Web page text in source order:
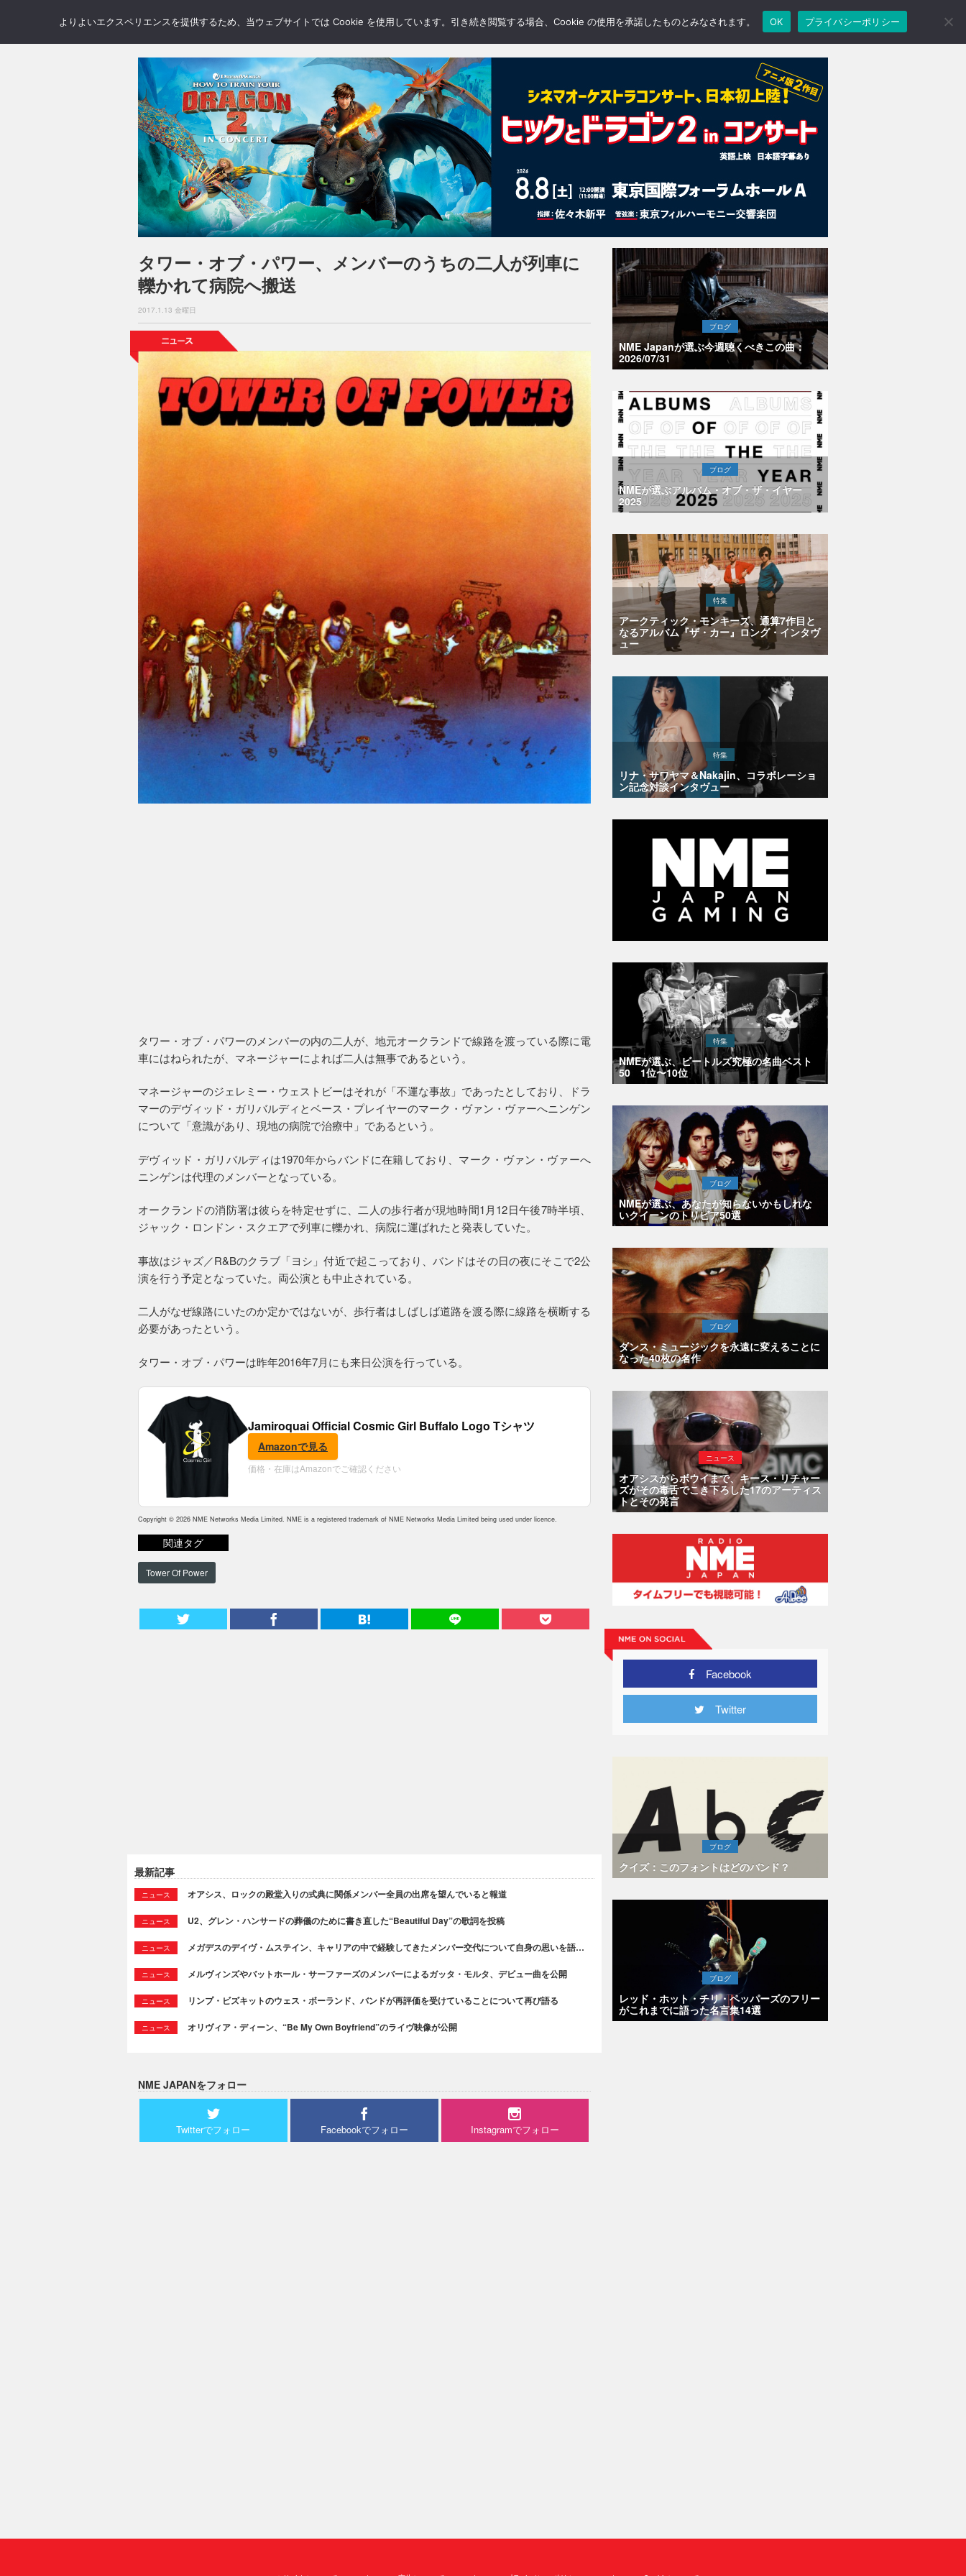
NEWS REVIEWS GALLERY BLOGS FEATURE
タワー・オブ・パワー、メンバーのうちの二人が列車に
轢かれて病院へ搬送
2017.1.13 金曜日
タワー・オブ・パワーのメンバーの内の二人が、地元オークランドで線路を渡っている際に電
車にはねられたが、マネージャーによれば二人は無事であるという。
マネージャーのジェレミー・ウェストビーはそれが「不運な事故」であったとしており、ドラ
マーのデヴィッド・ガリバルディとベース・プレイヤーのマーク・ヴァン・ヴァーへニンゲン
について「意識があり、現地の病院で治療中」であるという。
デヴィッド・ガリバルディは1970年からバンドに在籍しており、マーク・ヴァン・ヴァーへ
ニンゲンは代理のメンバーとなっている。
オークランドの消防署は彼らを特定せずに、二人の歩行者が現地時間1月12日午後7時半頃、
ジャック・ロンドン・スクエアで列車に轢かれ、病院に運ばれたと発表していた。
事故はジャズ／R&Bのクラブ「ヨシ」付近で起こっており、バンドはその日の夜にそこで2公
演を行う予定となっていた。両公演とも中止されている。
二人がなぜ線路にいたのか定かではないが、歩行者はしばしば道路を渡る際に線路を横断する
必要があったという。
タワー・オブ・パワーは昨年2016年7月にも来日公演を行っている。
Jamiroquai Official Cosmic Girl Buffalo Logo Tシャツ
Amazonで見る
価格・在庫はAmazonでご確認ください
Copyright © 2026 NME Networks Media Limited. NME is a registered trademark of NME Networks Media Limited being used under licence.
関連タグ
Tower Of Power
最新記事
ニュース オアシス、ロックの殿堂入りの式典に関係メンバー全員の出席を望んでいると報道
ニュース U2、グレン・ハンサードの葬儀のために書き直した“Beautiful Day”の歌詞を投稿
ニュース メガデスのデイヴ・ムステイン、キャリアの中で経験してきたメンバー交代について自身の思いを語…
ニュース メルヴィンズやバットホール・サーファーズのメンバーによるガッタ・モルタ、デビュー曲を公開
ニュース リンプ・ビズキットのウェス・ボーランド、バンドが再評価を受けていることについて再び語る
ニュース オリヴィア・ディーン、“Be My Own Boyfriend”のライヴ映像が公開
NME JAPANをフォロー
Twitterでフォロー Facebookでフォロー Instagramでフォロー
ブログ
NME Japanが選ぶ今週聴くべきこの曲：
2026/07/31
ブログ
NMEが選ぶアルバム・オブ・ザ・イヤー
2025
特集
アークティック・モンキーズ、通算7作目と
なるアルバム『ザ・カー』ロング・インタヴ
ュー
特集
リナ・サワヤマ＆Nakajin、コラボレーショ
ン記念対談インタヴュー
特集
NMEが選ぶ、ビートルズ究極の名曲ベスト
50 1位〜10位
ブログ
NMEが選ぶ、あなたが知らないかもしれな
いクイーンのトリビア50選
ブログ
ダンス・ミュージックを永遠に変えることに
なった40枚の名作
ニュース
オアシスからボウイまで、キース・リチャー
ズがその毒舌でこき下ろした17のアーティス
トとその発言
Facebook
Twitter
ブログ
クイズ：このフォントはどのバンド？
ブログ
レッド・ホット・チリ・ペッパーズのフリー
がこれまでに語った名言集14選
よりよいエクスペリエンスを提供するため、当ウェブサイトでは Cookie を使用しています。引き続き閲覧する場合、Cookie の使用を承諾したものとみなされます。 OK プライバシーポリシー